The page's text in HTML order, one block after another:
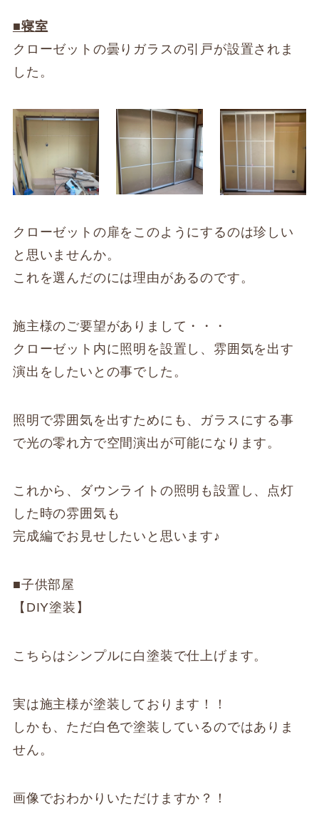
■寝室
クローゼットの曇りガラスの引戸が設置されま
した。
クローゼットの扉をこのようにするのは珍しい
と思いませんか。
これを選んだのには理由があるのです。
施主様のご要望がありまして・・・
クローゼット内に照明を設置し、雰囲気を出す
演出をしたいとの事でした。
照明で雰囲気を出すためにも、ガラスにする事
で光の零れ方で空間演出が可能になります。
これから、ダウンライトの照明も設置し、点灯
した時の雰囲気も
完成編でお見せしたいと思います♪
■子供部屋
【DIY塗装】
こちらはシンプルに白塗装で仕上げます。
実は施主様が塗装しております！！
しかも、ただ白色で塗装しているのではありま
せん。
画像でおわかりいただけますか？！